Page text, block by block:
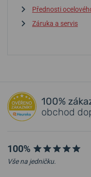
Přednosti
Záruka a servis
100%
obchod
100%
Vše na jedničku.